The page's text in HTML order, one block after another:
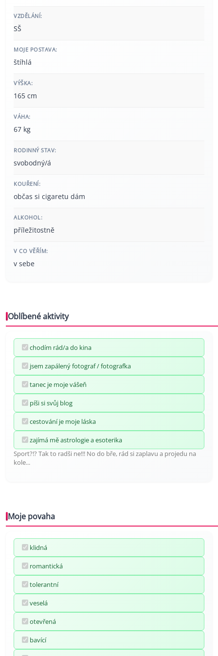
VZDĚLÁNÍ:
SŠ
MOJE POSTAVA:
štíhlá
VÝŠKA:
165 cm
VÁHA:
67 kg
RODINNÝ STAV:
svobodný/á
KOUŘENÍ:
občas si cigaretu dám
ALKOHOL:
příležitostně
V CO VĚŘÍM:
v sebe
Oblíbené aktivity
chodím rád/a do kina
jsem zapálený fotograf / fotografka
tanec je moje vášeň
píši si svůj blog
cestování je moje láska
zajímá mě astrologie a esoterika
Sport?!? Tak to radši ne!!! No do bře, rád si zaplavu a projedu na
kole...
Moje povaha
klidná
romantická
tolerantní
veselá
otevřená
bavící